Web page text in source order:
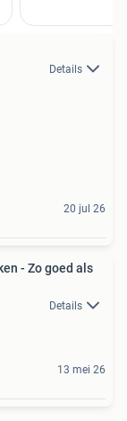
Details
20 jul 26
- Zo goed als
Details
13 mei 26